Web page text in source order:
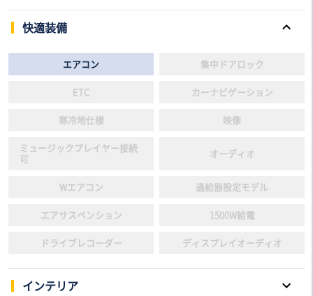
快適装備
エアコン 集中ドアロック
ETC カーナビゲーション
寒冷地仕様 映像
ミュージックプレイヤー接続
可
オーディオ
Wエアコン 過給器設定モデル
エアサスペンション 1500W給電
ドライブレコーダー ディスプレイオーディオ
インテリア